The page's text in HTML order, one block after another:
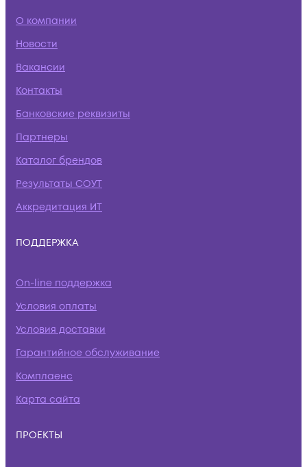
О компании
Новости
Вакансии
Контакты
Банковские реквизиты
Партнеры
Каталог брендов
Результаты СОУТ
Аккредитация ИТ
ПОДДЕРЖКА
On-line поддержка
Условия оплаты
Условия доставки
Гарантийное обслуживание
Комплаенс
Карта сайта
ПРОЕКТЫ